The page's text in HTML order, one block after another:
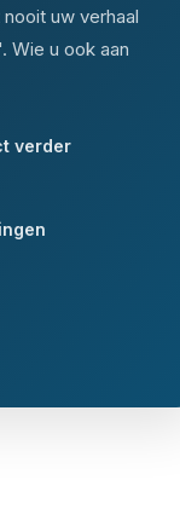
uw verhaal
Wie u ook aan
verder